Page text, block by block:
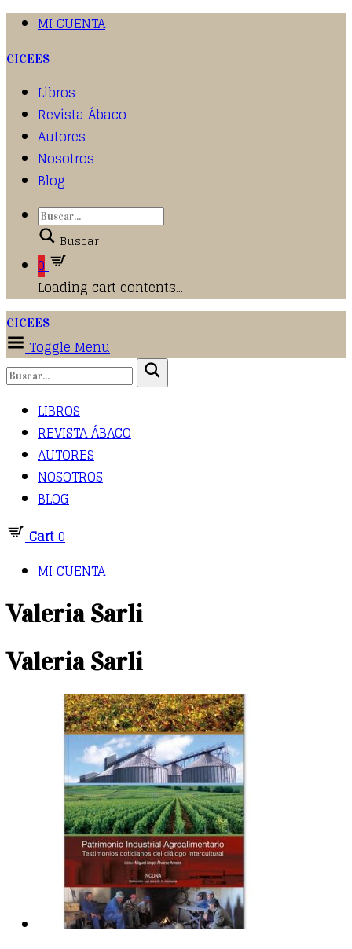
MI CUENTA
CICEES
Libros
Revista Ábaco
Autores
Nosotros
Blog
Buscar
0
Loading cart contents...
CICEES
Toggle Menu
LIBROS
REVISTA ÁBACO
AUTORES
NOSOTROS
BLOG
Cart0
MI CUENTA
Valeria Sarli
Valeria Sarli